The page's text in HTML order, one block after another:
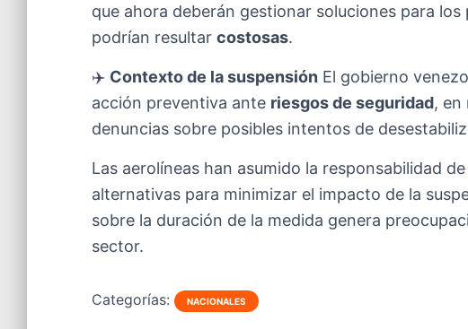
que ahora deberán gestionar soluciones para
podrían resultar costosas.
✈️ Contexto de la suspensión El gobierno
acción preventiva ante riesgos de seguridad, en
denuncias sobre posibles intentos de
Las aerolíneas han asumido la responsabilidad de
alternativas para minimizar el impacto de la
sobre la duración de la medida genera
sector.
Categorías: NACIONALES